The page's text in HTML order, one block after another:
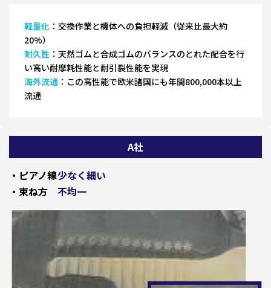
軽量化 ：交換作業と機体への負担軽減（従来比最大約
20%）
耐久性 ：天然ゴムと合成ゴムのバランスのとれた配合を行
い高い耐摩耗性能と耐引裂性能を実現
海外流通 ：この高性能で欧米諸国にも年間800,000本以上
流通
A社
・ピアノ線少なく細い
・束ね方
不均一